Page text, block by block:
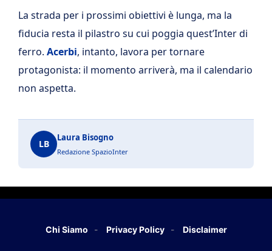
La strada per i prossimi obiettivi è lunga, ma la
fiducia resta il pilastro su cui poggia quest’Inter di
ferro. Acerbi, intanto, lavora per tornare
protagonista: il momento arriverà, ma il calendario
non aspetta.
LB
Laura Bisogno
Redazione SpazioInter
Chi Siamo Privacy Policy Disclaimer